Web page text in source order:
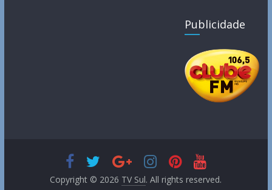
Publicidade
Copyright © 2026 TV Sul. All rights reserved.